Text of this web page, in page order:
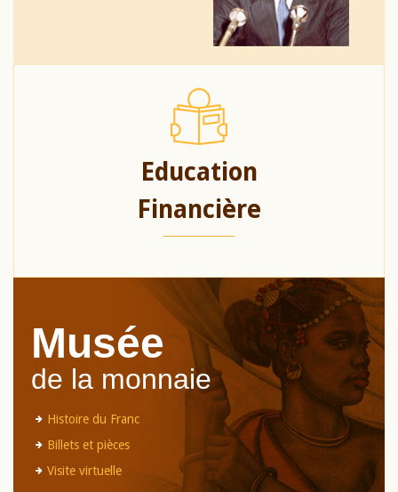
Education
Financière
Musée
de la monnaie
Histoire du Franc
Billets et pièces
Visite virtuelle